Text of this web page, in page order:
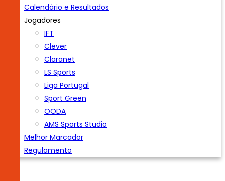
Calendário e Resultados
Jogadores
IFT
Clever
Claranet
LS Sports
Liga Portugal
Sport Green
OODA
AMS Sports Studio
Melhor Marcador
Regulamento